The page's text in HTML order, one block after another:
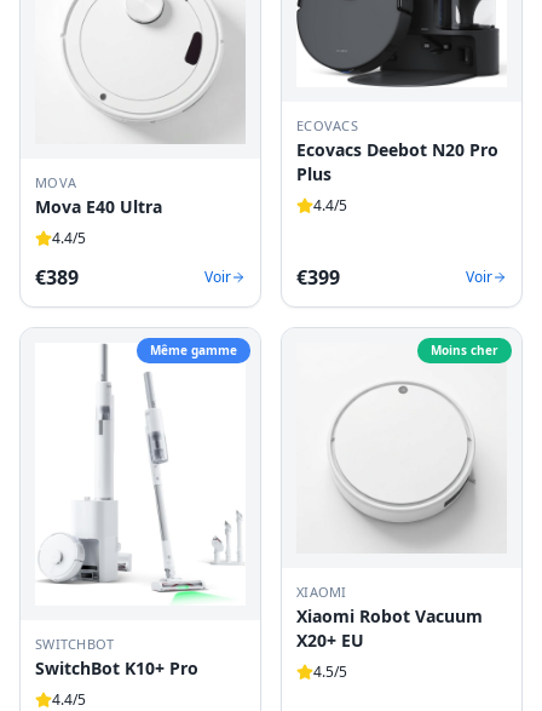
MOVA
Mova E40 Ultra
4.4/5
€389 Voir
ECOVACS
Ecovacs Deebot N20 Pro
Plus
4.4/5
€399 Voir
Même gamme
SWITCHBOT
SwitchBot K10+ Pro
4.4/5
Moins cher
XIAOMI
Xiaomi Robot Vacuum
X20+ EU
4.5/5